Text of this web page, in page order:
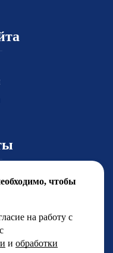
14
чтобы
на работу с
и обработки